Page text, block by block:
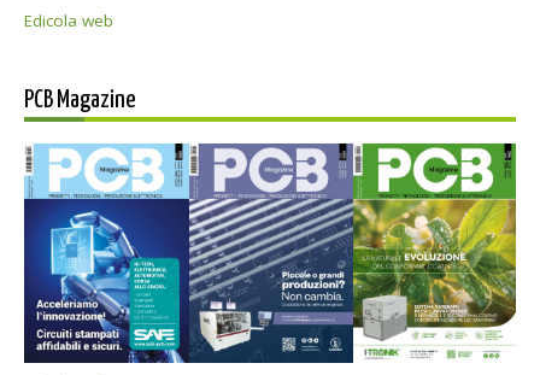
Edicola web
PCB Magazine